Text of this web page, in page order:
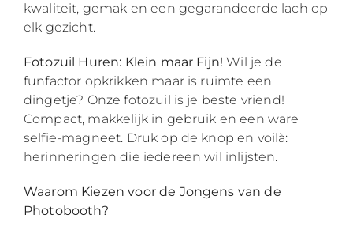
kwaliteit, gemak en een gegarandeerde lach op
elk gezicht.
Fotozuil Huren: Klein maar Fijn! Wil je de
funfactor opkrikken maar is ruimte een
dingetje? Onze fotozuil is je beste vriend!
Compact, makkelijk in gebruik en een ware
selfie-magneet. Druk op de knop en voilà:
herinneringen die iedereen wil inlijsten.
Waarom Kiezen voor de Jongens van de
Photobooth?